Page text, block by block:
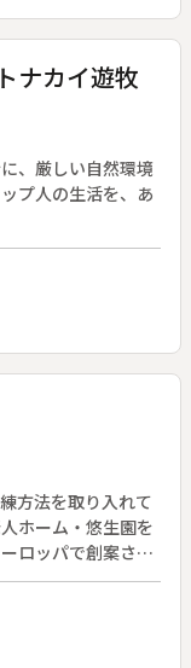
ナカイ遊牧
、厳しい自然環境
プ人の生活を、あ
方法を取り入れて
ホーム・悠生園を
ロッパで創案され
りの老人にオルガ
トーベンの「運
な機能回復をめざ